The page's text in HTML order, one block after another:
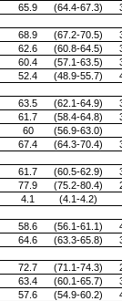
65.9 (64.4-67.3)
68.9 (67.2-70.5)
62.6 (60.8-64.5)
60.4 (57.1-63.5)
52.4 (48.9-55.7)
63.5 (62.1-64.9)
61.7 (58.4-64.8)
60
(56.9-63.0)
67.4 (64.3-70.4)
61.7 (60.5-62.9)
77.9 (75.2-80.4)
4.1
(4.1-4.2)
58.6 (56.1-61.1)
64.6 (63.3-65.8)
72.7 (71.1-74.3)
63.4 (60.1-65.7)
57.6 (54.9-60.2)